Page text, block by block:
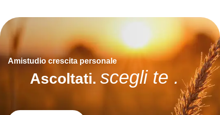
Amistudio crescita personale
Ascoltati. scegli te .